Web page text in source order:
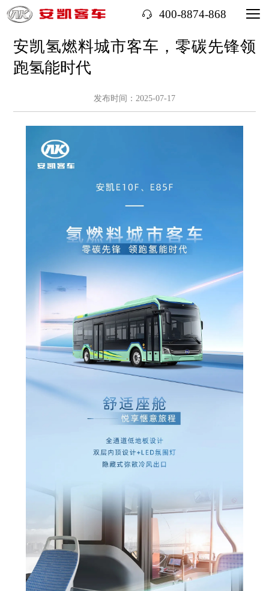
400-8874-868
安凯氢燃料城市客车，零碳先锋领
跑氢能时代
发布时间：2025-07-17